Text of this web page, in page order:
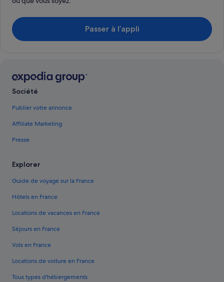
Passer à l’appli
Société
Publier votre annonce
Affiliate Marketing
Presse
Explorer
Guide de voyage sur la France
Hôtels en France
Locations de vacances en France
Séjours en France
Vols en France
Locations de voiture en France
Tous types d'hébergements